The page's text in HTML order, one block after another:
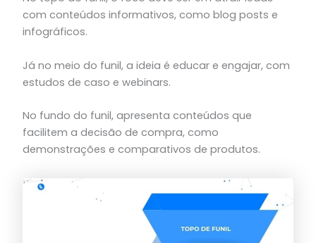
com conteúdos informativos, como blog posts e
infográficos.
Já no meio do funil, a ideia é educar e engajar, com
estudos de caso e webinars.
No fundo do funil, apresenta conteúdos que
facilitem a decisão de compra, como
demonstrações e comparativos de produtos.